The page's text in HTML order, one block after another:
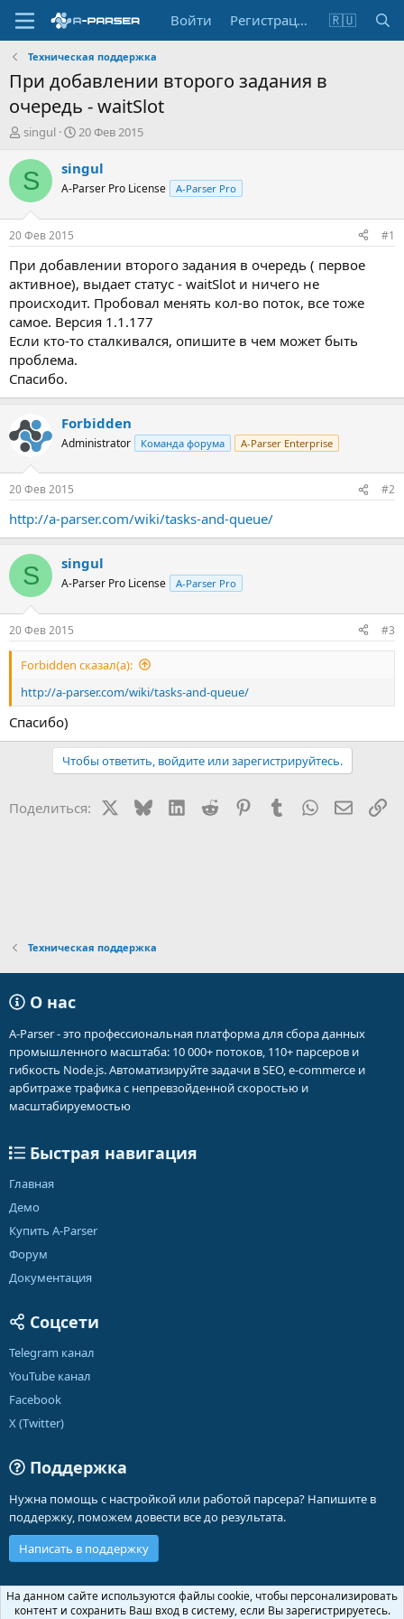
Войти Регистрация 🇷🇺
Техническая поддержка
При добавлении второго задания в
очередь - waitSlot
А
т
о
т
е
м
ы
singul
Д
т
а
н
а
л
20 Фев 2015
S singul
A-Parser Pro License A-Parser Pro
20 Фев 2015 #1
При добавлении второго задания в очередь ( первое
активное), выдает статус - waitSlot и ничего не
происходит. Пробовал менять кол-во поток, все тоже
самое. Версия 1.1.177
Если кто-то сталкивался, опишите в чем может быть
проблема.
Спасибо.
Forbidden
Administrator Команда форума A-Parser Enterprise
20 Фев 2015 #2
http://a-parser.com/wiki/tasks-and-queue/
S singul
A-Parser Pro License A-Parser Pro
20 Фев 2015 #3
Forbidden сказал(а):
http://a-parser.com/wiki/tasks-and-queue/
Спасибо)
Чтобы ответить, войдите или зарегистрируйтесь.
Поделиться: BlueskyLinkedIn
Reddit PinterestTumblr WhatsApp
Техническая поддержка
О нас
A-Parser - это профессиональная платформа для сбора данных
промышленного масштаба: 10 000+ потоков, 110+ парсеров и
гибкость Node.js. Автоматизируйте задачи в SEO, e-commerce и
арбитраже трафика с непревзойденной скоростью и
масштабируемостью
Быстрая навигация
Главная
Демо
Купить A-Parser
Форум
Документация
Соцсети
Telegram канал
YouTube канал
Facebook
X (Twitter)
Поддержка
Нужна помощь с настройкой или работой парсера? Напишите в
поддержку, поможем довести все до результата.
Написать в поддержку
Russian (RU)
На данном сайте используются файлы cookie, чтобы персонализировать
контент и сохранить Ваш вход в систему, если Вы зарегистрируетесь.